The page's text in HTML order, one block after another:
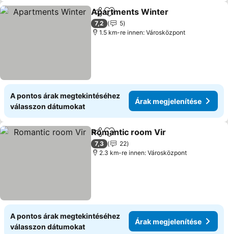
Megosztás
Hozzáadás a kedvencekhez
Apartments Winter
7,2
5
1.5 km-re innen: Városközpont
A pontos árak megtekintéséhez
válasszon dátumokat
Árak megjelenítése
Megosztás
Hozzáadás a kedvencekhez
Romantic room Vir
7,3
22
2.3 km-re innen: Városközpont
A pontos árak megtekintéséhez
válasszon dátumokat
Árak megjelenítése